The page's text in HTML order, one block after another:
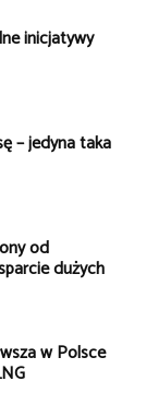
inicjatywy
– jedyna taka
od
dużych
w Polsce